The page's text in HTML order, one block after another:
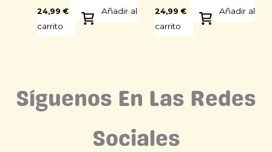
24,99€
Añadir al
carrito
24,99 €
Añadir al
carrito
Síguenos En Las Redes
Sociales